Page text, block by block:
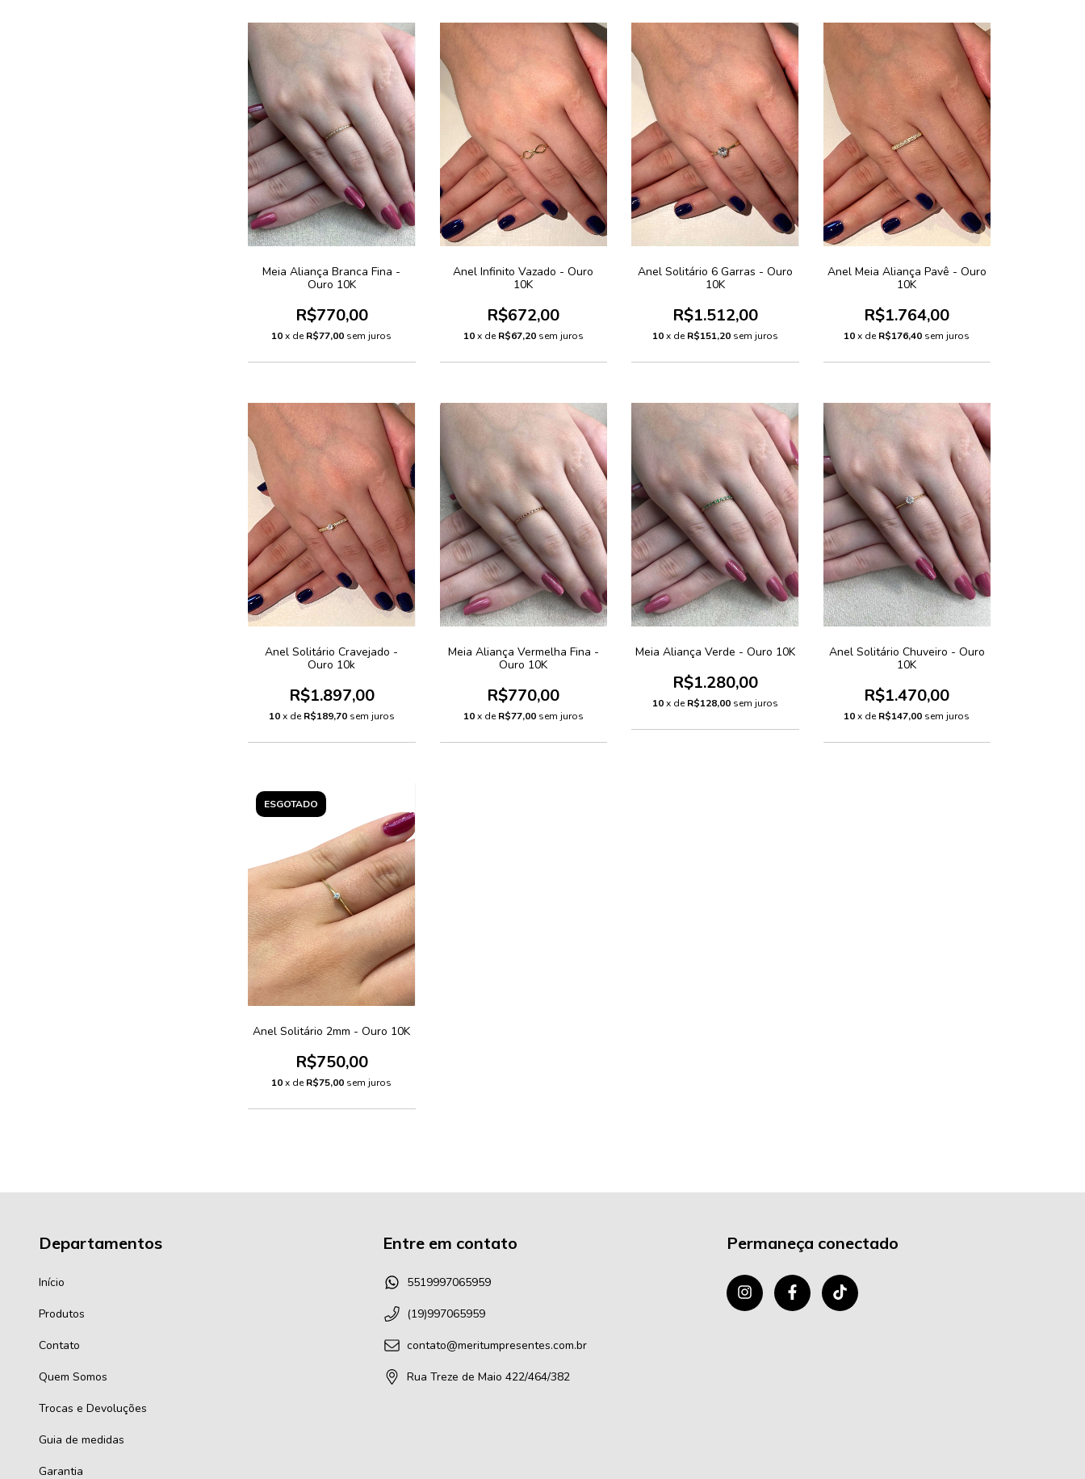
Meia Aliança Branca Fina -
Ouro 10K
R$770,00
10 x deR$77,00 sem juros
Anel Infinito Vazado - Ouro
10K
R$672,00
10 x deR$67,20 sem juros
Anel Solitário 6 Garras - Ouro
10K
R$1.512,00
10 x deR$151,20 sem juros
Anel Meia Aliança Pavê - Ouro
10K
R$1.764,00
10 x deR$176,40 sem juros
Anel Solitário Cravejado -
Ouro 10k
R$1.897,00
10 x deR$189,70 sem juros
Meia Aliança Vermelha Fina -
Ouro 10K
R$770,00
10 x deR$77,00 sem juros
Meia Aliança Verde - Ouro 10K
R$1.280,00
10 x deR$128,00 sem juros
Anel Solitário Chuveiro - Ouro
10K
R$1.470,00
10 x deR$147,00 sem juros
ESGOTADO
Anel Solitário 2mm - Ouro 10K
R$750,00
10 x deR$75,00 sem juros
Departamentos
Início
Produtos
Contato
Quem Somos
Trocas e Devoluções
Guia de medidas
Garantia
Entre em contato
5519997065959
(19)997065959
contato@meritumpresentes.com.br
Rua Treze de Maio 422/464/382
Permaneça conectado